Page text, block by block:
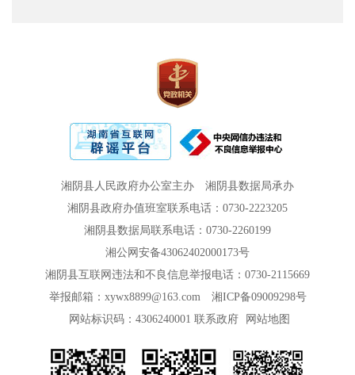
湘阴县人民政府办公室主办
湘阴县数据局承办
湘阴县政府办值班室联系电话：0730-2223205
湘阴县数据局联系电话：0730-2260199
湘公网安备43062402000173号
湘阴县互联网违法和不良信息举报电话：0730-2115669
举报邮箱：xywx8899@163.com
湘ICP备09009298号
网站标识码：4306240001 联系政府 网站地图